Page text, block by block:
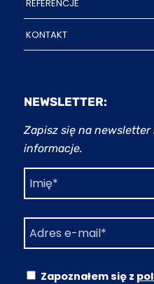
REFERENCJE
KONTAKT
NEWSLETTER:
Zapisz się na
informacje.
Zapoznałem się z